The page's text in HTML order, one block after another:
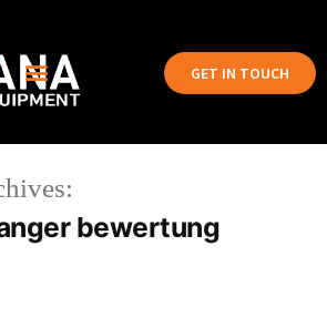
GET IN TOUCH
bewertung